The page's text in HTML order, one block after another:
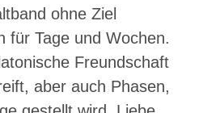
ohne Ziel
für Tage und Wochen.
Freundschaft
aber auch Phasen,